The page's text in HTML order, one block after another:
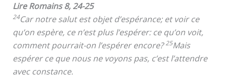
Lire Romains 8, 24-25
24Car notre salut est objet d’espérance; et voir ce
qu’on espère, ce n’est plus l’espérer: ce qu’on voit,
comment pourrait-on l’espérer encore?25Mais
espérer ce que nous ne voyons pas, c’est l’attendre
avec constance.